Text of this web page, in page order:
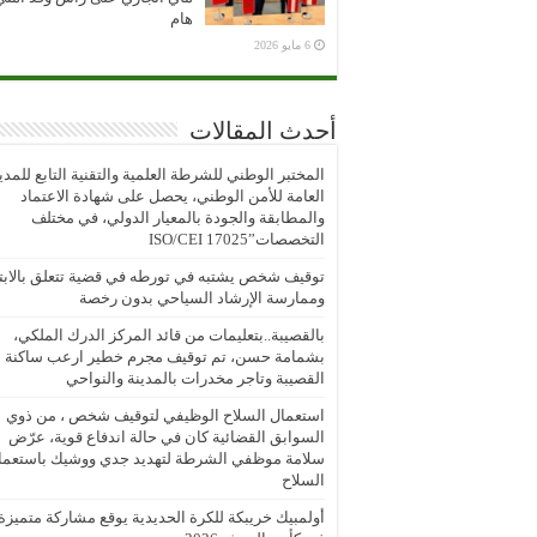
هام
6 مايو 2026
أحدث المقالات
المختبر الوطني للشرطة العلمية والتقنية التابع
العامة للأمن الوطني، يحصل على شهادة الاعتماد
والمطابقة والجودة بالمعيار الدولي، في مختلف
التخصصات”ISO/CEI 17025
توقيف شخص يشتبه في تورطه في قضية تتعلق
وممارسة الإرشاد السياحي بدون رخصة
بالقصيبة..بتعليمات من قائد المركز الدرك الملكي،
بشمامة حسن، تم توقيف مجرم خطير ارعب ساكنة
القصيبة وتاجر مخدرات بالمدينة والنواحي
استعمال السلاح الوظيفي لتوقيف شخص ، من ذوي
السوابق القضائية كان في حالة اندفاع قوية، عرّض
سلامة موظفي الشرطة لتهديد جدي ووشيك
السلاح
أولمبيك خريبكة للكرة الحديدية يوقع مشاركة متميزة